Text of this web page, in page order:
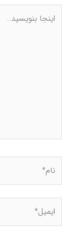
44447886
این کار در سرمای
و چاره‌ای جز شستن